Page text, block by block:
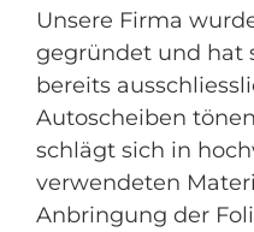
Unsere Firma
gegründet und hat
bereits
Autoscheiben
schlägt sich in
verwendeten
Anbringung der